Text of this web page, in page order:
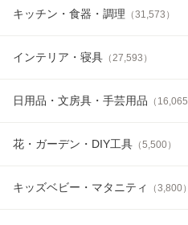
キッチン・食器・調理 （31,573 ）
インテリア・寝具 （ 27,593 ）
日用品・文房具・手芸用品 （ 16,065
花・ガーデン・DIY工具 （5,500）
キッズベビー・マタニティ （3,800）